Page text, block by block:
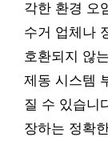
각한 환경 오
수거 업체나
호환되지 않
제동 시스템
질 수 있습니
장하는 정확